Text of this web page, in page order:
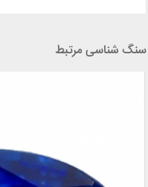
سنگ شناسی مرتبط